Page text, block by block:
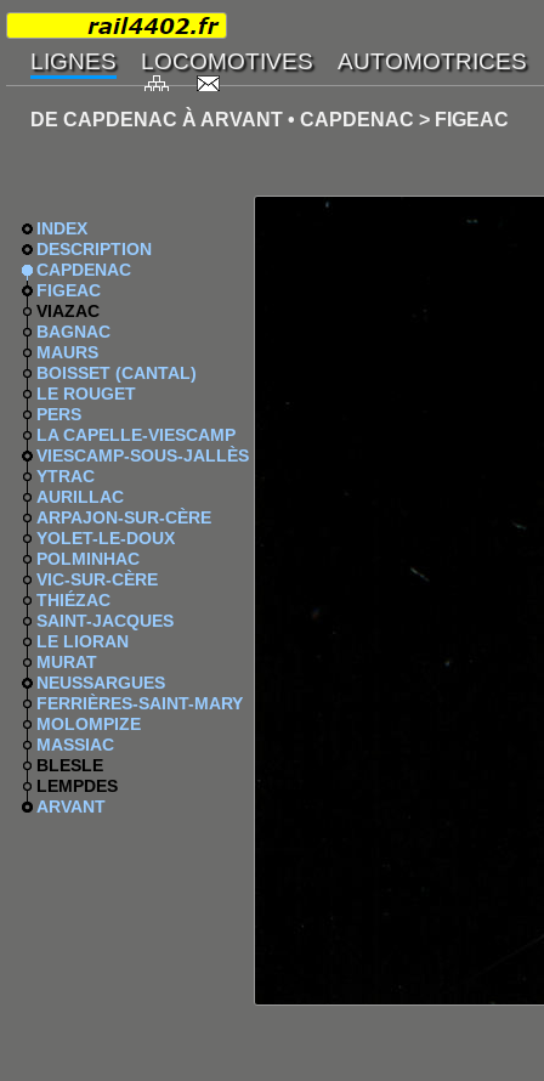
DE CAPDENAC À ARVANT • CAPDENAC > FIGEAC
INDEX
DESCRIPTION
CAPDENAC
FIGEAC
VIAZAC
BAGNAC
MAURS
BOISSET (CANTAL)
LE ROUGET
PERS
LA CAPELLE-VIESCAMP
VIESCAMP-SOUS-JALLÈS
YTRAC
AURILLAC
ARPAJON-SUR-CÈRE
YOLET-LE-DOUX
POLMINHAC
VIC-SUR-CÈRE
THIÉZAC
SAINT-JACQUES
LE LIORAN
MURAT
NEUSSARGUES
FERRIÈRES-SAINT-MARY
MOLOMPIZE
MASSIAC
BLESLE
LEMPDES
ARVANT